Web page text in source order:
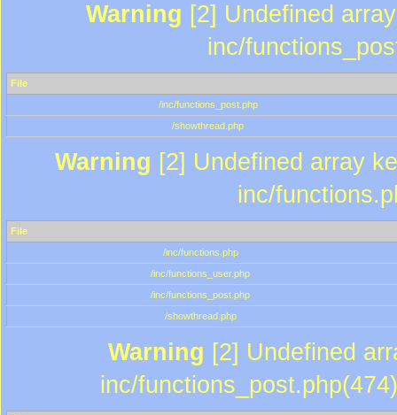
Warning [2] Undefined
inc/
File
/inc/functions_post.php
/showthread.php
Warning [2] Undefined array
inc/
File
/inc/functions.php
/inc/functions_user.php
/inc/functions_post.php
/showthread.php
Warning [2] Undefined
inc/